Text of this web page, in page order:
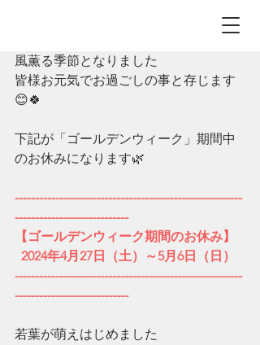
風薫る季節となりました
皆様お元気でお過ごしの事と存じます
😊🍀
下記が「ゴールデンウィーク」期間中
のお休みになります🌿
--------------------------------------------------------
----------------------------
【ゴールデンウィーク期間のお休み】
  2024年4月27日（土）～5月6日（日）
--------------------------------------------------------
----------------------------
若葉が萌えはじめました